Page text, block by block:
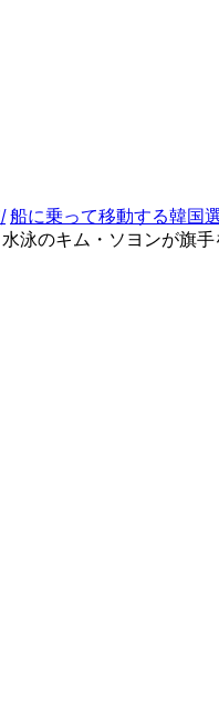
船に乗って移動する韓国
泳のキム・ソヨンが旗